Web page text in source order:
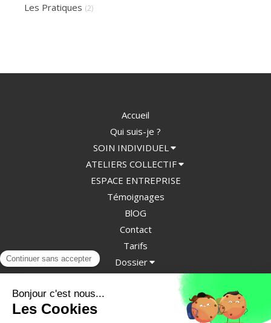
Les Pratiques (2)
Accueil
Qui suis-je ?
SOIN INDIVIDUEL
ATELIERS COLLECTIF
ESPACE ENTREPRISE
Témoignages
BlOG
Contact
Tarifs
Dossier
©2024 Graine Pousse - Énergéticienne